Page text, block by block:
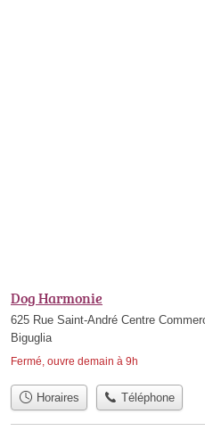
Dog Harmonie
625 Rue Saint-André Centre
Biguglia
Fermé, ouvre demain à 9h
Horaires Téléphone